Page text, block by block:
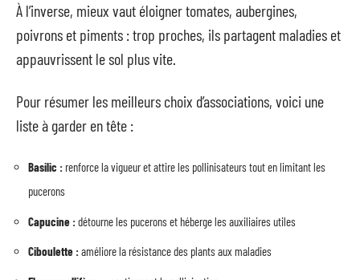
À l’inverse, mieux vaut éloigner tomates, aubergines,
poivrons et piments : trop proches, ils partagent maladies et
appauvrissent le sol plus vite.
Pour résumer les meilleurs choix d’associations, voici une
liste à garder en tête :
Basilic : renforce la vigueur et attire les pollinisateurs tout en limitant les
pucerons
Capucine :détourne les pucerons et héberge les auxiliaires utiles
Ciboulette :améliore la résistance des plants aux maladies